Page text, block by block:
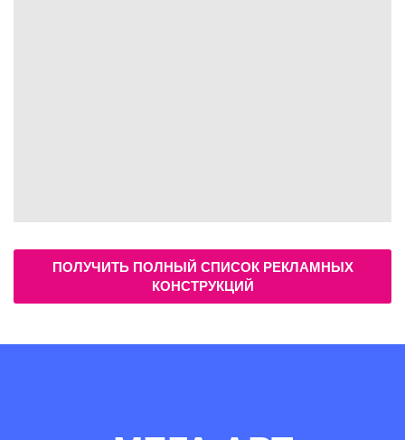
ПОЛУЧИТЬ ПОЛНЫЙ СПИСОК РЕКЛАМНЫХ
КОНСТРУКЦИЙ